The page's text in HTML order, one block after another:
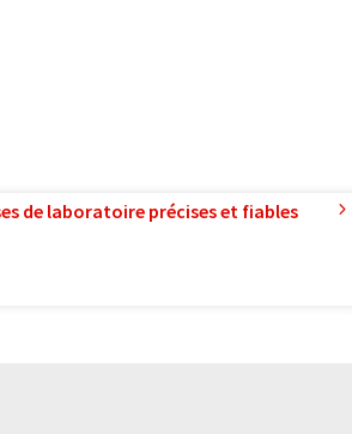
de laboratoire précises et fiables